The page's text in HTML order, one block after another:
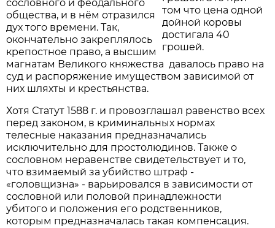
том что цена одной
дойной коровы
достигала 40
грошей.
сословного и феодального
общества, и в нём отразился
дух того времени. Так,
окончательно закреплялось
крепостное право, а высшим
магнатам Великого княжества давалось право на
суд и распоряжение имуществом зависимой от
них шляхты и крестьянства.
Хотя Статут 1588 г. и провозглашал равенство всех
перед законом, в криминальных нормах
телесные наказания предназначались
исключительно для простолюдинов. Также о
сословном неравенстве свидетельствует и то,
что взимаемый за убийство штраф -
«головщизна» - варьировался в зависимости от
сословной или половой принадлежности
убитого и положения его родственников,
которым предназначалась такая компенсация.